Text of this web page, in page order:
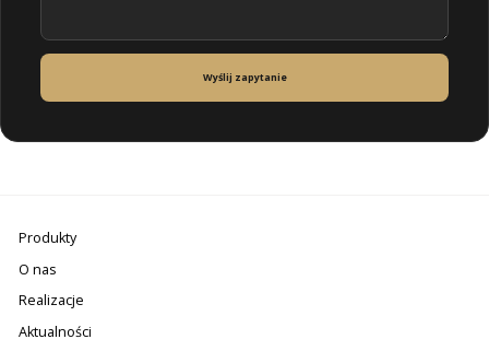
Wyślij zapytanie
Produkty
O nas
Realizacje
Aktualności